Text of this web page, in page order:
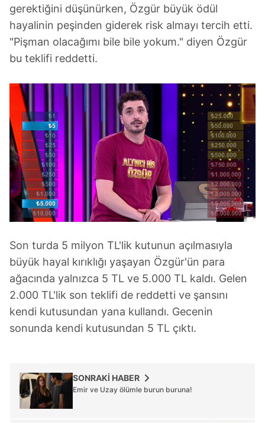
gerektiğini düşünürken, Özgür büyük ödül
hayalinin peşinden giderek risk almayı tercih etti.
"Pişman olacağımı bile bile yokum." diyen Özgür
bu teklifi reddetti.
Son turda 5 milyon TL'lik kutunun açılmasıyla
büyük hayal kırıklığı yaşayan Özgür'ün para
ağacında yalnızca 5 TL ve 5.000 TL kaldı. Gelen
2.000 TL'lik son teklifi de reddetti ve şansını
kendi kutusundan yana kullandı. Gecenin
sonunda kendi kutusundan 5 TL çıktı.
SONRAKİ HABER
Emir ve Uzay ölümle burun buruna!